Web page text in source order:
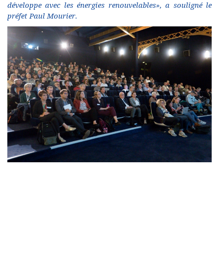
développe avec les énergies renouvelables», a souligné le
préfet Paul Mourier.